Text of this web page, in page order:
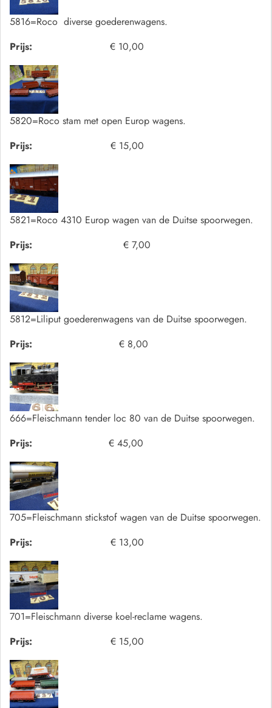
5816=Roco diverse goederenwagens.
Prijs:
€ 10,00
5820=Roco stam met open Europ wagens.
Prijs:
€ 15,00
5821=Roco 4310 Europ wagen van de Duitse spoorwegen.
Prijs:
€ 7,00
5812=Liliput goederenwagens van de Duitse spoorwegen.
Prijs:
€ 8,00
666=Fleischmann tender loc 80 van de Duitse spoorwegen.
Prijs:
€ 45,00
705=Fleischmann stickstof wagen van de Duitse spoorwegen.
Prijs:
€ 13,00
701=Fleischmann diverse koel-reclame wagens.
Prijs:
€ 15,00